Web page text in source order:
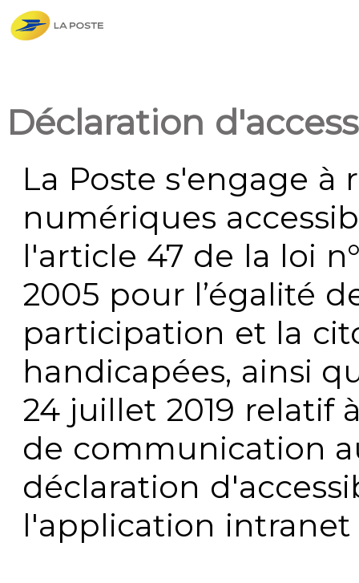
Déclaration
La Poste s'engage à
numériques
l'article 47 de la loi
2005 pour l’égalité
participation et la
handicapées, ainsi
24 juillet 2019 relatif
de communication
déclaration
l'application